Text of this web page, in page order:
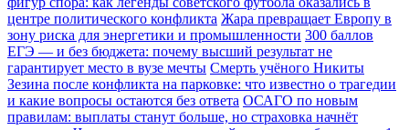
центре политического конфликта Жара превращает Европу в
зону риска для энергетики и промышленности 300 баллов
ЕГЭ — и без бюджета: почему высший результат не
гарантирует место в вузе мечты Смерть учёного Никиты
Зезина после конфликта на парковке: что известно о трагедии
и какие вопросы остаются без ответа ОСАГО по новым
правилам: выплаты станут больше, но страховка начнёт